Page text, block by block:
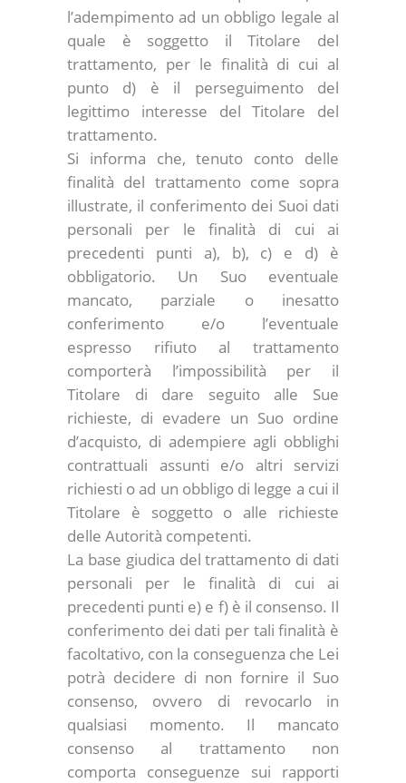
l’adempimento ad un obbligo legale al
quale è soggetto il Titolare del
trattamento, per le finalità di cui al
punto d) è il perseguimento del
legittimo interesse del Titolare del
trattamento.
Si informa che, tenuto conto delle
finalità del trattamento come sopra
illustrate, il conferimento dei Suoi dati
personali per le finalità di cui ai
precedenti punti a), b), c) e d) è
obbligatorio. Un Suo eventuale
mancato, parziale o inesatto
conferimento e/o l’eventuale
espresso rifiuto al trattamento
comporterà l’impossibilità per il
Titolare di dare seguito alle Sue
richieste, di evadere un Suo ordine
d’acquisto, di adempiere agli obblighi
contrattuali assunti e/o altri servizi
richiesti o ad un obbligo di legge a cui il
Titolare è soggetto o alle richieste
delle Autorità competenti.
La base giudica del trattamento di dati
personali per le finalità di cui ai
precedenti punti e) e f) è il consenso. Il
conferimento dei dati per tali finalità è
facoltativo, con la conseguenza che Lei
potrà decidere di non fornire il Suo
consenso, ovvero di revocarlo in
qualsiasi momento. Il mancato
consenso al trattamento non
comporta conseguenze sui rapporti